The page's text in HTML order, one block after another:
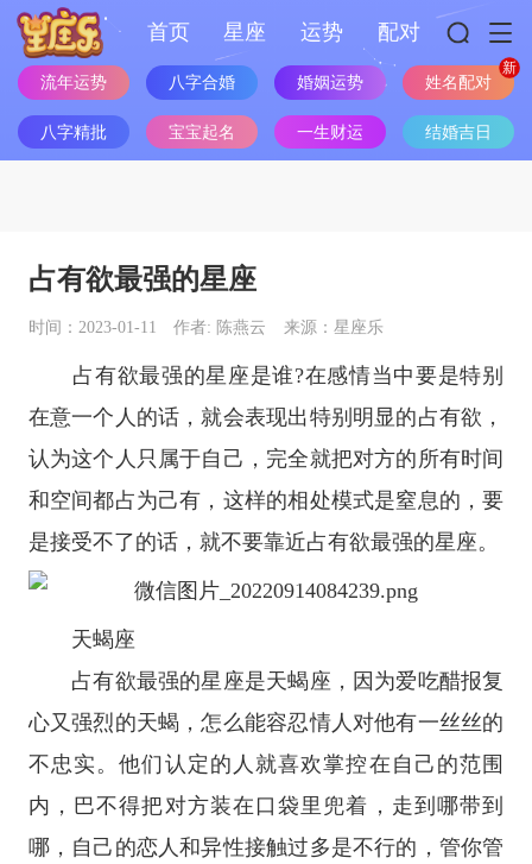
首页 星座 运势 配对
流年运势 八字合婚 婚姻运势 姓名配对
八字精批 宝宝起名 一生财运 结婚吉日
占有欲最强的星座
时间：2023-01-11 作者: 陈燕云 来源：星座乐
占有欲最强的星座是谁?在感情当中要是特别
在意一个人的话，就会表现出特别明显的占有欲，
认为这个人只属于自己，完全就把对方的所有时间
和空间都占为己有，这样的相处模式是窒息的，要
是接受不了的话，就不要靠近占有欲最强的星座。
天蝎座
占有欲最强的星座是天蝎座 ，因为爱吃醋报复
心又强烈的天蝎，怎么能容忍情人对他有一丝丝的
不忠实。他们认定的人就喜欢掌控在自己的范围
内，巴不得把对方装在口袋里兜着，走到哪带到
哪，自己的恋人和异性接触过多是不行的，管你管